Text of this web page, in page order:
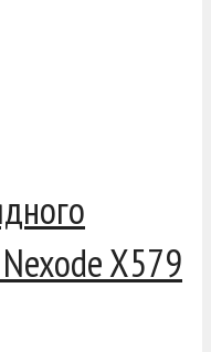
X579